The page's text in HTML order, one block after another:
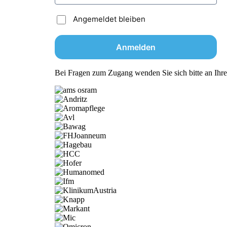
Angemeldet bleiben
Bei Fragen zum Zugang wenden Sie sich bitte an Ihre